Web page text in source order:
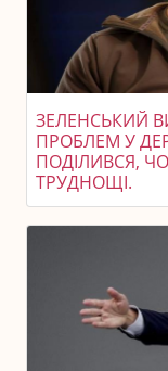
ЗЕЛЕНСЬКИЙ
ПРОБЛЕМ У
ПОДІЛИВСЯ,
ТРУДНОЩІ.